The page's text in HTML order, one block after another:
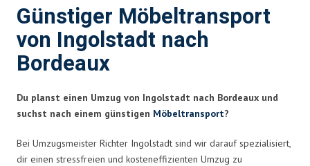
Günstiger Möbeltransport
von Ingolstadt nach
Bordeaux
Du planst einen Umzug von Ingolstadt nach Bordeaux und
suchst nach einem günstigen Möbeltransport?
Bei Umzugsmeister Richter Ingolstadt sind wir darauf spezialisiert,
dir einen stressfreien und kosteneffizienten Umzug zu